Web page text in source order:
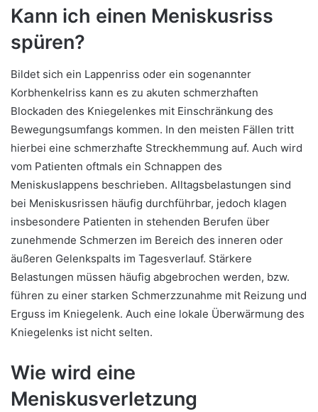
Kann ich einen Meniskusriss
spüren?
Bildet sich ein Lappenriss oder ein sogenannter
Korbhenkelriss kann es zu akuten schmerzhaften
Blockaden des Kniegelenkes mit Einschränkung des
Bewegungsumfangs kommen. In den meisten Fällen tritt
hierbei eine schmerzhafte Streckhemmung auf. Auch wird
vom Patienten oftmals ein Schnappen des
Meniskuslappens beschrieben. Alltagsbelastungen sind
bei Meniskusrissen häufig durchführbar, jedoch klagen
insbesondere Patienten in stehenden Berufen über
zunehmende Schmerzen im Bereich des inneren oder
äußeren Gelenkspalts im Tagesverlauf. Stärkere
Belastungen müssen häufig abgebrochen werden, bzw.
führen zu einer starken Schmerzzunahme mit Reizung und
Erguss im Kniegelenk. Auch eine lokale Überwärmung des
Kniegelenks ist nicht selten.
Wie wird eine
Meniskusverletzung